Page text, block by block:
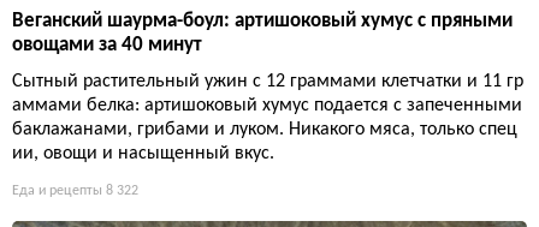
Веганский шаурма-боул: артишоковый хумус с пряными
овощами за 40 минут
Сытный растительный ужин с 12 граммами клетчатки и 11 гр
аммами белка: артишоковый хумус подается с запеченными
баклажанами, грибами и луком. Никакого мяса, только спец
ии, овощи и насыщенный вкус.
Еда и рецепты 8 322